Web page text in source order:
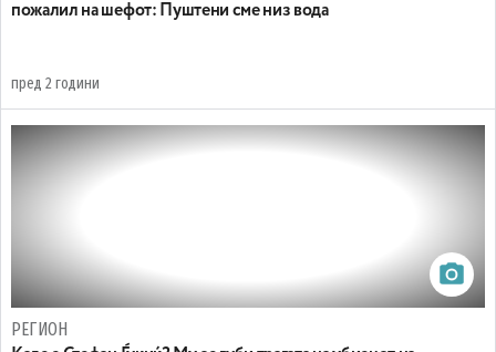
пожалил на шефот: Пуштени сме низ вода
пред 2 години
РЕГИОН